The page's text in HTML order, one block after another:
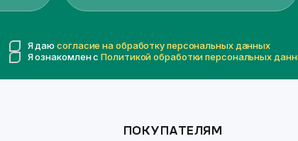
Я даю согласие на обработку персональных данных
Я ознакомлен с Политикой обработки персональных
ПОКУПАТЕЛЯМ